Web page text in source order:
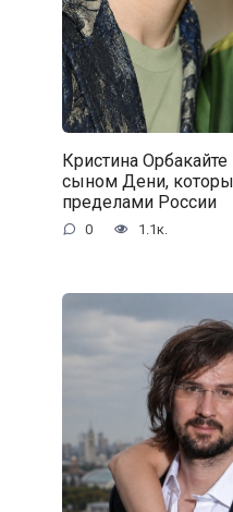
Кристина
сыном Дени,
пределами России
0 1.1к.